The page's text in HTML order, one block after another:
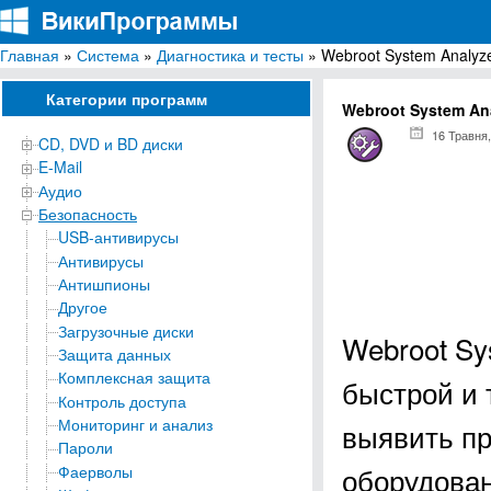
ВикиПрограммы
Энциклопедия бесплатных компьютерных программ для Windows
Главная » Система » Диагностика и тесты » Webroot System
Категории программ
CD, DVD и BD диски
E-Mail
Аудио
Безопасность
USB-антивирусы
Антивирусы
Антишпионы
Другое
Загрузочные диски
Защита данных
Комплексная защита
Контроль доступа
Мониторинг и анализ
Пароли
Фаерволы
Webroot System
16
Webroot
быстрой и
выявить